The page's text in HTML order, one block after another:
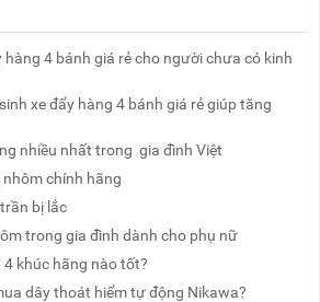
hàng 4 bánh giá rẻ cho người chưa có kinh
xe đẩy hàng 4 bánh giá rẻ giúp tăng
nhiều nhất trong gia đình Việt
chính hãng
bị lắc
trong gia đình dành cho phụ nữ
khúc hãng nào tốt?
dây thoát hiểm tự động Nikawa?